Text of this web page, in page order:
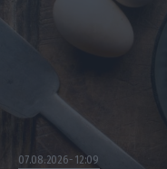
07.08.2026 12:09